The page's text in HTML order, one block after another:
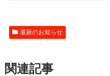
最新のお知らせ
関連記事